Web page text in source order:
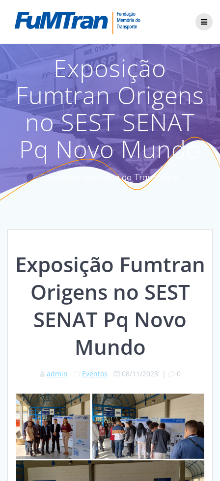
to
content
Exposição
Fumtran Origens
no SEST SENAT
Pq Novo Mundo
Fundação Memória do Transporte
Exposição Fumtran
Origens no SEST
SENAT Pq Novo
Mundo
admin Eventos 08/11/2023 | 0